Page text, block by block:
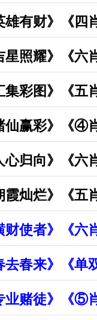
打赏资料
打赏资料
打赏资料
打赏资料
打赏资料
打赏资料
打赏资料
打赏资料
打赏资料
打赏资料
打赏资料
有财》《四
照耀》《六
彩图》《五
仙赢彩》《④
归向》《六
灿烂》《五
使者》《六
春来》《单
业赌徒》《⑤